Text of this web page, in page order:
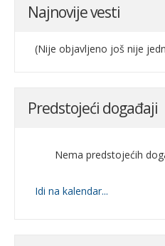
Najnovije vesti
(Nije objavljeno još nije
Predstojeći događaji
Nema predstojećih
Idi na kalendar...